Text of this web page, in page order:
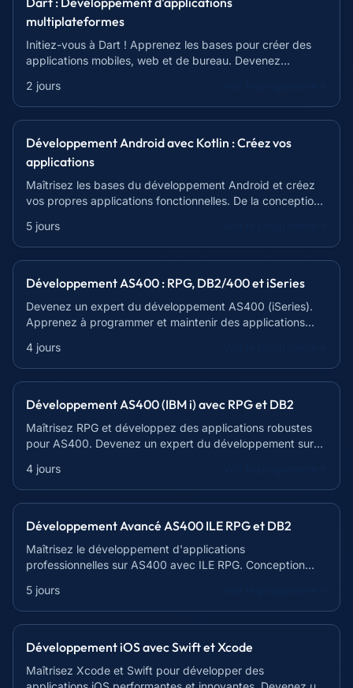
multiplateformes
Initiez-vous à Dart ! Apprenez les bases pour créer des
applications mobiles, web et de bureau. Devenez
2 jours
Développement Android avec Kotlin : Créez vos
applications
Maîtrisez les bases du développement Android et créez
vos propres applications fonctionnelles. De la conception
5 jours
Développement AS400 : RPG, DB2/400 et iSeries
Devenez un expert du développement AS400 (iSeries).
Apprenez à programmer et maintenir des applications
4 jours
Développement AS400 (IBM i) avec RPG et DB2
Maîtrisez RPG et développez des applications robustes
pour AS400. Devenez un expert du développement sur
4 jours
Développement Avancé AS400 ILE RPG et DB2
Maîtrisez le développement d'applications
professionnelles sur AS400 avec ILE RPG. Conception
5 jours
Développement iOS avec Swift et Xcode
Maîtrisez Xcode et Swift pour développer des